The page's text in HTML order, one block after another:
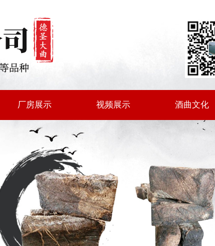
厂房展示 视频展示 酒曲文化